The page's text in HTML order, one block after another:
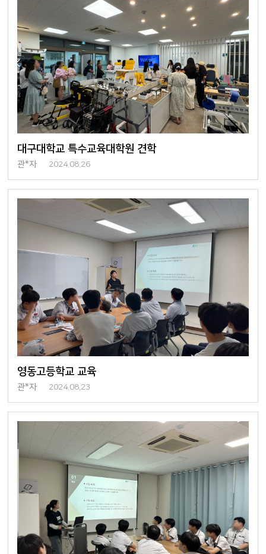
대구대학교 특수교육대학원 견학
관*자 2024.08.26
영동고등학교 교육
관*자 2024.08.23